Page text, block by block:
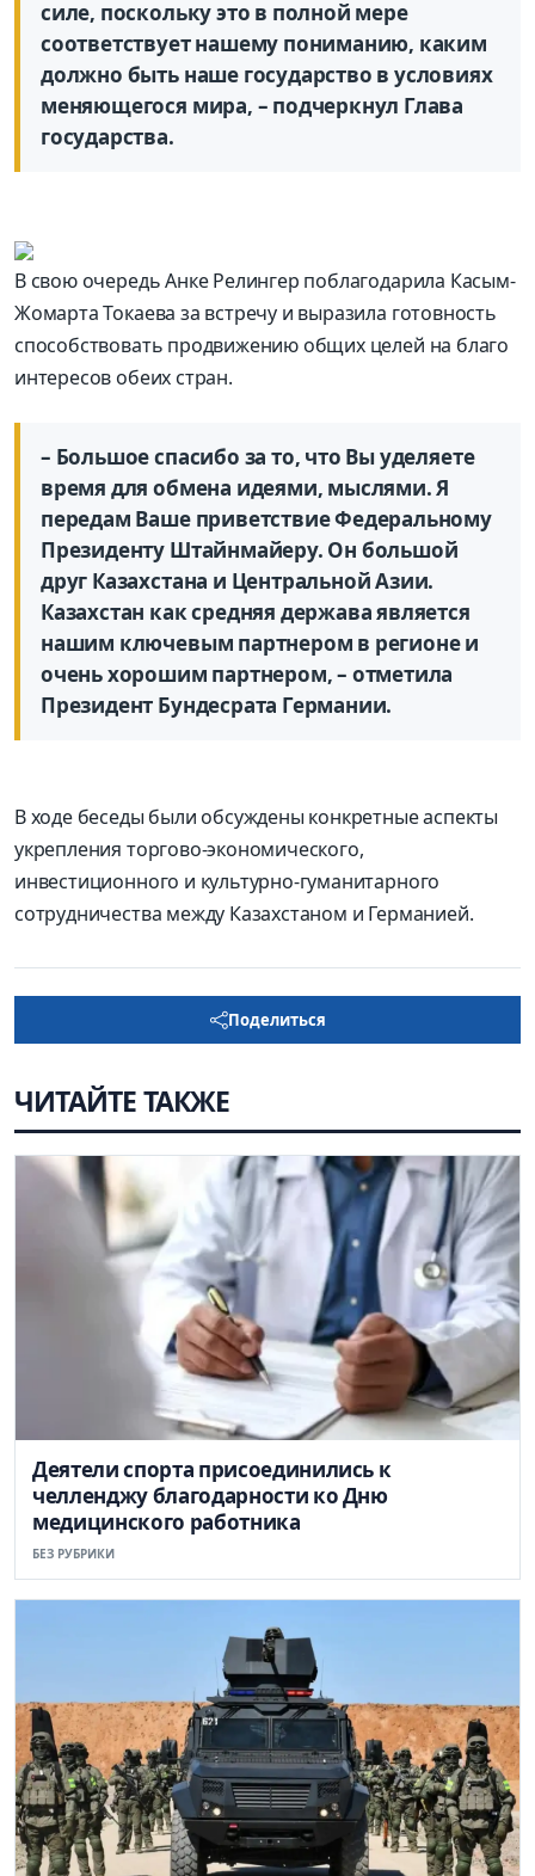
силе, поскольку это в полной мере
соответствует нашему пониманию, каким
должно быть наше государство в условиях
меняющегося мира, – подчеркнул Глава
государства.
В свою очередь Анке Релингер поблагодарила Касым-
Жомарта Токаева за встречу и выразила готовность
способствовать продвижению общих целей на благо
интересов обеих стран.
– Большое спасибо за то, что Вы уделяете
время для обмена идеями, мыслями. Я
передам Ваше приветствие Федеральному
Президенту Штайнмайеру. Он большой
друг Казахстана и Центральной Азии.
Казахстан как средняя держава является
нашим ключевым партнером в регионе и
очень хорошим партнером, – отметила
Президент Бундесрата Германии.
В ходе беседы были обсуждены конкретные аспекты
укрепления торгово-экономического,
инвестиционного и культурно-гуманитарного
сотрудничества между Казахстаном и Германией.
Поделиться
ЧИТАЙТЕ ТАКЖЕ
Деятели спорта присоединились к
челленджу благодарности ко Дню
медицинского работника
БЕЗ РУБРИКИ